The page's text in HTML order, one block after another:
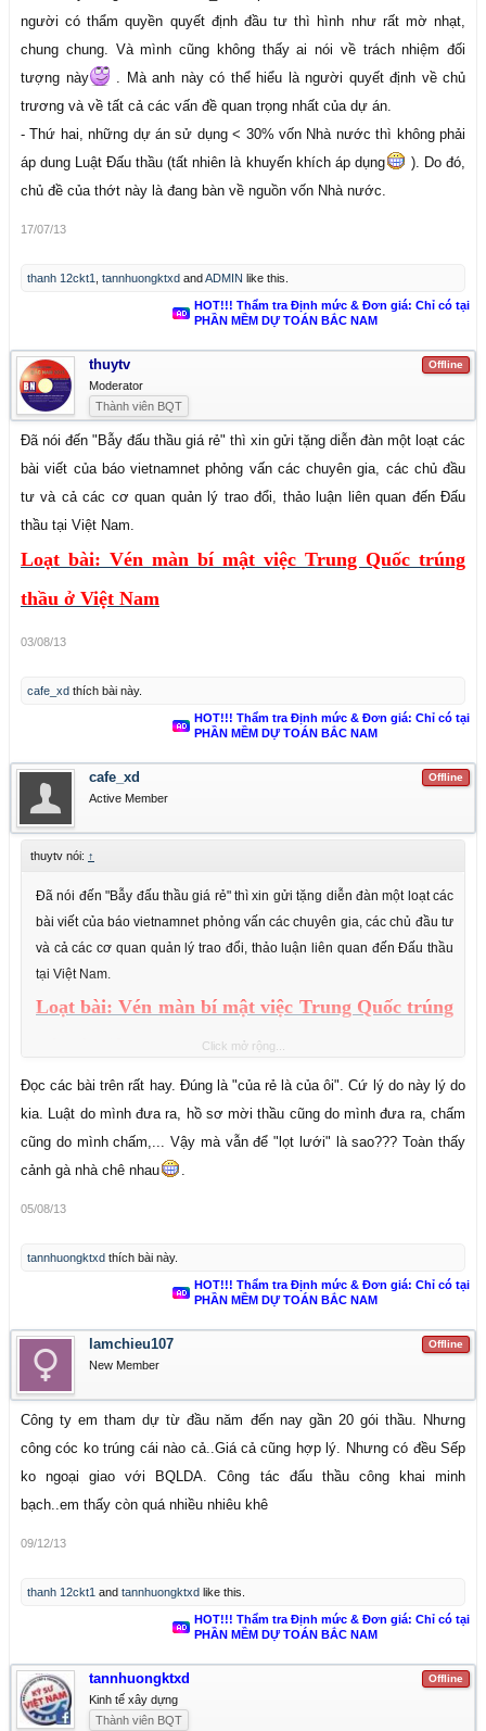
người có thẩm quyền quyết định đầu tư thì hình như rất mờ nhạt,
chung chung. Và mình cũng không thấy ai nói về trách nhiệm đối
tượng này
. Mà anh này có thể hiểu là người quyết định về chủ
trương và về tất cả các vấn đề quan trọng nhất của dự án.
- Thứ hai, những dự án sử dụng < 30% vốn Nhà nước thì không phải
áp dung Luật Đấu thầu (tất nhiên là khuyến khích áp dụng
). Do đó,
chủ đề của thớt này là đang bàn về nguồn vốn Nhà nước.
17/07/13
thanh 12ckt1 tannhuongktxd andADMIN like this.
HOT!!! Thẩm tra Định mức & Đơn giá: Chỉ có tại
PHẦN MỀM DỰ TOÁN BẮC NAM
Offline
thuytv
Moderator
Thành viên BQT
Đã nói đến "Bẫy đấu thầu giá rẻ" thì xin gửi tặng diễn đàn một loạt các
bài viết của báo vietnamnet phỏng vấn các chuyên gia, các chủ đầu
tư và cả các cơ quan quản lý trao đổi, thảo luận liên quan đến Đấu
thầu tại Việt Nam.
Loạt bài: Vén màn bí mật việc Trung Quốc trúng
thầu ở Việt Nam
03/08/13
cafe_xd thích bài này.
HOT!!! Thẩm tra Định mức & Đơn giá: Chỉ có tại
PHẦN MỀM DỰ TOÁN BẮC NAM
Offline
cafe_xd
Active Member
thuytv nói: ↑
Đã nói đến "Bẫy đấu thầu giá rẻ" thì xin gửi tặng diễn đàn một loạt các
bài viết của báo vietnamnet phỏng vấn các chuyên gia, các chủ đầu tư
và cả các cơ quan quản lý trao đổi, thảo luận liên quan đến Đấu thầu
tại Việt Nam.
Loạt bài: Vén màn bí mật việc Trung Quốc trúng
Click mở rộng...
Đọc các bài trên rất hay. Đúng là "của rẻ là của ôi". Cứ lý do này lý do
kia. Luật do mình đưa ra, hồ sơ mời thầu cũng do mình đưa ra, chấm
cũng do mình chấm,... Vậy mà vẫn để "lọt lưới" là sao??? Toàn thấy
cảnh gà nhà chê nhau
.
05/08/13
tannhuongktxd thích bài này.
HOT!!! Thẩm tra Định mức & Đơn giá: Chỉ có tại
PHẦN MỀM DỰ TOÁN BẮC NAM
Offline
lamchieu107
New Member
Công ty em tham dự từ đầu năm đến nay gần 20 gói thầu. Nhưng
công cóc ko trúng cái nào cả..Giá cả cũng hợp lý. Nhưng có đều Sếp
ko ngoại giao với BQLDA. Công tác đấu thầu công khai minh
bạch..em thấy còn quá nhiều nhiêu khê
09/12/13
thanh 12ckt1 and tannhuongktxd like this.
HOT!!! Thẩm tra Định mức & Đơn giá: Chỉ có tại
PHẦN MỀM DỰ TOÁN BẮC NAM
Offline
tannhuongktxd
Kinh tế xây dựng
Thành viên BQT